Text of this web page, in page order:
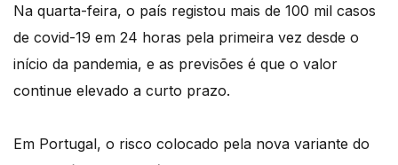
Na quarta-feira, o país registou mais de 100 mil casos
de covid-19 em 24 horas pela primeira vez desde o
início da pandemia, e as previsões é que o valor
continue elevado a curto prazo.
Em Portugal, o risco colocado pela nova variante do